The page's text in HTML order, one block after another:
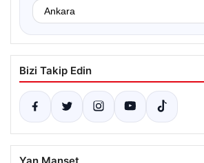
Bizi Takip Edin